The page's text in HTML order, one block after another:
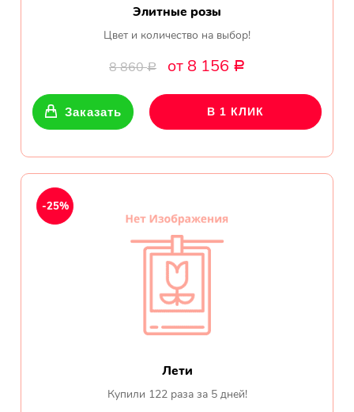
Элитные розы
Цвет и количество на выбор!
8 860Р от 8 156 Р
Заказать В 1 КЛИК
Лети
Купили 122 раза за 5 дней!
-25%